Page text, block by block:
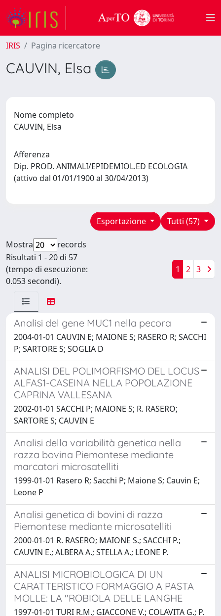
IRIS Pagina ricercatore
CAUVIN, Elsa
Nome completo
CAUVIN, Elsa
Afferenza
Dip. PROD. ANIMALI/EPIDEMIOL.ED ECOLOGIA
(attivo dal 01/01/1900 al 30/04/2013)
Tutti (57)
Esportazione
Mostra
records
Risultati 1 - 20 di 57
(tempo di esecuzione:
0.053 secondi).
1 2 3
Analisi del gene MUC1 nella pecora
2004-01-01 CAUVIN E; MAIONE S; RASERO R; SACCHI
P; SARTORE S; SOGLIA D
ANALISI DEL POLIMORFISMO DEL LOCUS
ALFAS1-CASEINA NELLA POPOLAZIONE
CAPRINA VALLESANA
2002-01-01 SACCHI P; MAIONE S; R. RASERO;
SARTORE S; CAUVIN E
Analisi della variabilità genetica nella
razza bovina Piemontese mediante
marcatori microsatelliti
1999-01-01 Rasero R; Sacchi P; Maione S; Cauvin E;
Leone P
Analisi genetica di bovini di razza
Piemontese mediante microsatelliti
2000-01-01 R. RASERO; MAIONE S.; SACCHI P.;
CAUVIN E.; ALBERA A.; STELLA A.; LEONE P.
ANALISI MICROBIOLOGICA DI UN
CARATTERISTICO FORMAGGIO A PASTA
MOLLE: LA "ROBIOLA DELLE LANGHE
1997-01-01 TURI R.M.; GIACCONE V.; COLAVITA G.; P.